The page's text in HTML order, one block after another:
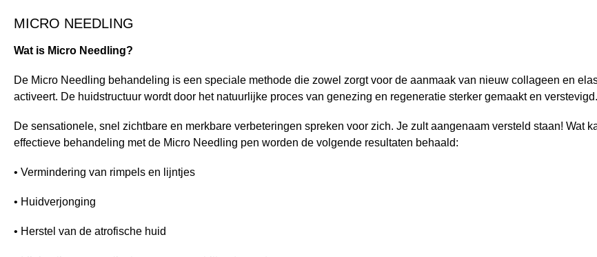
MICRO NEEDLING
Wat is Micro Needling?
De Micro Needling behandeling is een speciale methode die zowel zorgt voor de aanmaak van nieuw collageen en
activeert. De huidstructuur wordt door het natuurlijke proces van genezing en regeneratie sterker gemaakt en verstevigd.
De sensationele, snel zichtbare en merkbare verbeteringen spreken voor zich. Je zult aangenaam versteld staan! Wat
effectieve behandeling met de Micro Needling pen worden de volgende resultaten behaald:
• Vermindering van rimpels en lijntjes
• Huidverjonging
• Herstel van de atrofische huid